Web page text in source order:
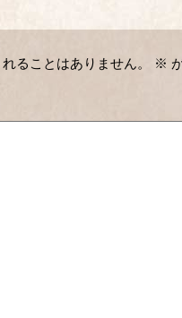
ることはありません。 ※